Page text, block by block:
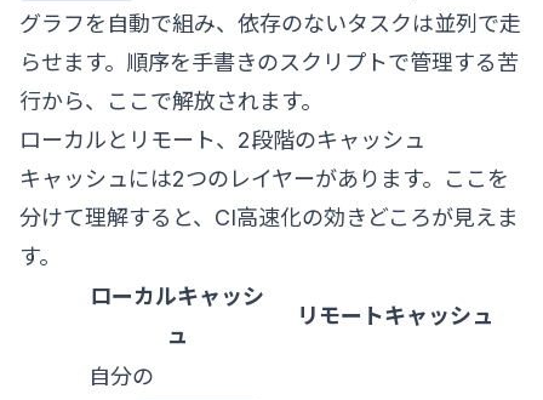
グラフを自動で組み、依存のないタスクは並列で走
らせます。順序を手書きのスクリプトで管理する苦
行から、ここで解放されます。
ローカルとリモート、2段階のキャッシュ
キャッシュには2つのレイヤーがあります。ここを
分けて理解すると、CI高速化の効きどころが見えま
す。
ローカルキャッシ
ュ
リモートキャッシュ
自分の